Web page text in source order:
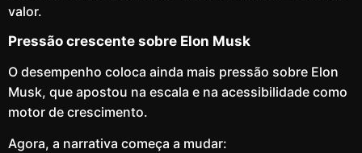
valor.
Pressão crescente sobre Elon Musk
O desempenho coloca ainda mais pressão sobre Elon
Musk, que apostou na escala e na acessibilidade como
motor de crescimento.
Agora, a narrativa começa a mudar: